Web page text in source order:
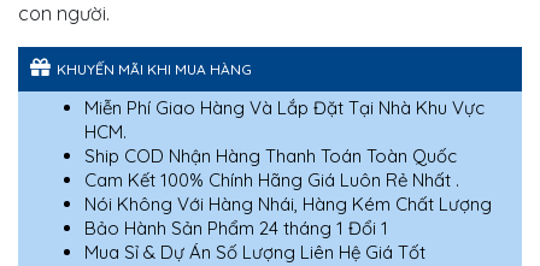
con người.
KHUYẾN MÃI KHI MUA HÀNG
Miễn Phí Giao Hàng Và Lắp Đặt Tại Nhà Khu Vực
HCM.
Ship COD Nhận Hàng Thanh Toán Toàn Quốc
Cam Kết 100% Chính Hãng Giá Luôn Rẻ Nhất .
Nói Không Với Hàng Nhái, Hàng Kém Chất Lượng
Bảo Hành Sản Phẩm 24 tháng 1 Đổi 1
Mua Sỉ & Dự Án Số Lượng Liên Hệ Giá Tốt